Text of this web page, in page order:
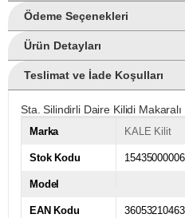
Ödeme Seçenekleri
Ürün Detayları
Teslimat ve İade Koşulları
Sta. Silindirli Daire Kilidi
Marka KALE Kilit
Stok Kodu 15435000006
Model
EAN Kodu